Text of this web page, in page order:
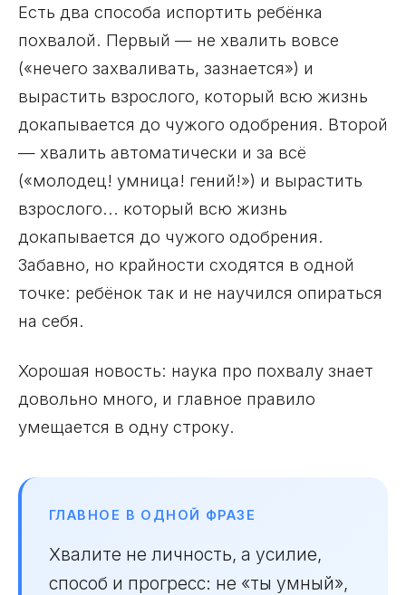
Есть два способа испортить ребёнка
похвалой. Первый — не хвалить вовсе
(«нечего захваливать, зазнается») и
вырастить взрослого, который всю жизнь
докапывается до чужого одобрения. Второй
— хвалить автоматически и за всё
(«молодец! умница! гений!») и вырастить
взрослого... который всю жизнь
докапывается до чужого одобрения.
Забавно, но крайности сходятся в одной
точке: ребёнок так и не научился опираться
на себя.
Хорошая новость: наука про похвалу знает
довольно много, и главное правило
умещается в одну строку.
ГЛАВНОЕ В ОДНОЙ ФРАЗЕ
Хвалите не личность, а усилие,
способ и прогресс: не «ты умный»,